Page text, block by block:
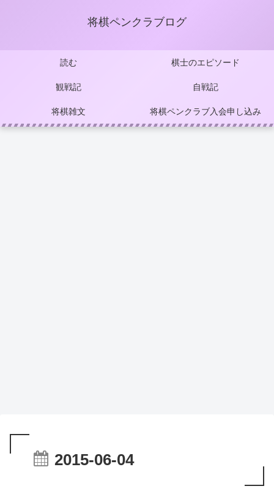
将棋ペンクラブログ
読む 棋士のエピソード
観戦記 自戦記
将棋雑文 将棋ペンクラブ入会申し込み
2015-06-04